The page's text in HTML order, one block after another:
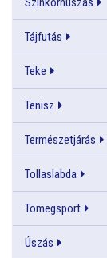
Tájfutás
Teke
Tenisz
Természetjárás
Tollaslabda
Tömegsport
Úszás